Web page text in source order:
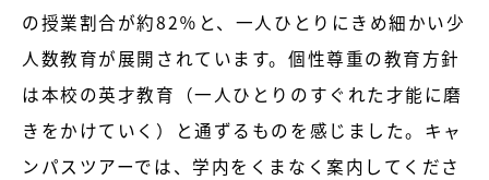
の授業割合が約82％と、一人ひとりにきめ細かい少
人数教育が展開されています。個性尊重の教育方針
は本校の英才教育（一人ひとりのすぐれた才能に磨
きをかけていく）と通ずるものを感じました。キャ
ンパスツアーでは、学内をくまなく案内してくださ